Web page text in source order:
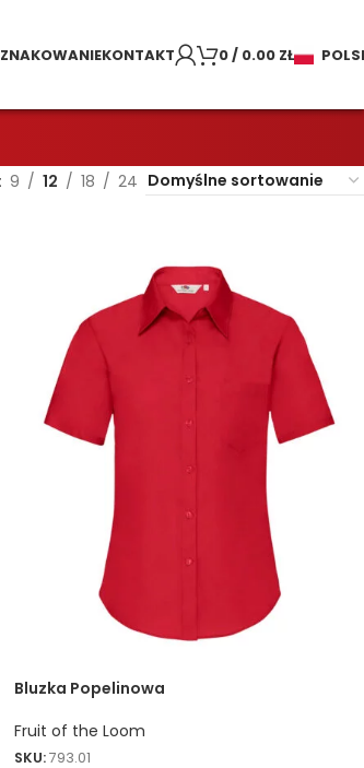
ZNAKOWANIE
ZNAKOWANIA
Sitodruk Transferowy
Sitodruk Bezpośredni
Flex / Flock
KONTAKT 0/ 0.00 ZŁ
9 12 18 24
Bluzka Popelinowa
Fruit of the Loom
SKU:793.01